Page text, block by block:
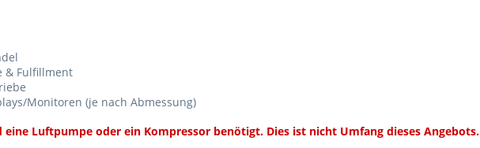
& Fulfillment
Monitoren (je nach Abmessung)
Luftpumpe oder ein Kompressor benötigt. Dies ist nicht Umfang dieses Angebots.